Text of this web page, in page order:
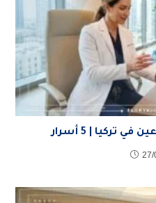
تركيا | 5 أسرار
27/